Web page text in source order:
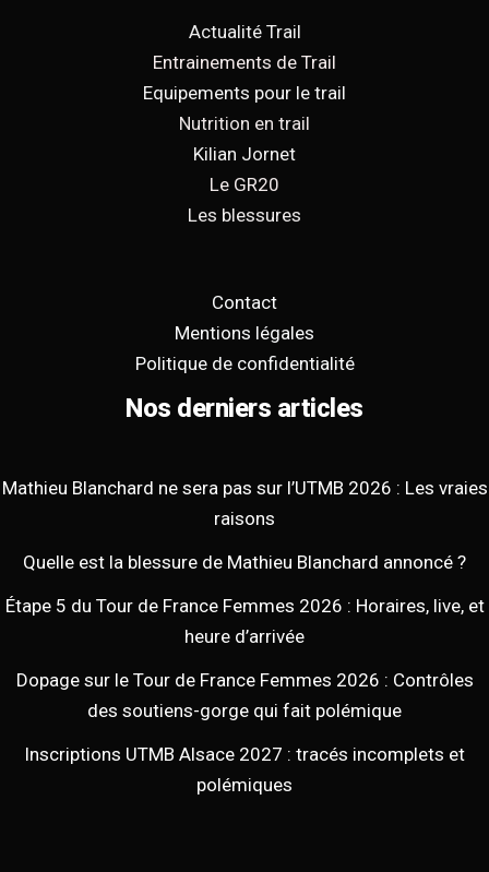
Actualité Trail
Entrainements de Trail
Equipements pour le trail
Nutrition en trail
Kilian Jornet
Le GR20
Les blessures
Contact
Mentions légales
Politique de confidentialité
Nos derniers articles
Mathieu Blanchard ne sera pas sur l’UTMB 2026 : Les vraies
raisons
Quelle est la blessure de Mathieu Blanchard annoncé ?
Étape 5 du Tour de France Femmes 2026 : Horaires, live, et
heure d’arrivée
Dopage sur le Tour de France Femmes 2026 : Contrôles
des soutiens-gorge qui fait polémique
Inscriptions UTMB Alsace 2027 : tracés incomplets et
polémiques